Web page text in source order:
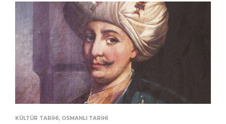
KÜLTÜR TARIHI, OSMANLI TARIHI